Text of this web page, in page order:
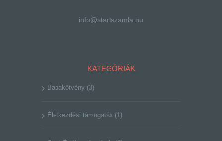
info@startszamla.hu
KATEGÓRIÁK
Babakötvény (3)
Életkezdési támogatás (1)